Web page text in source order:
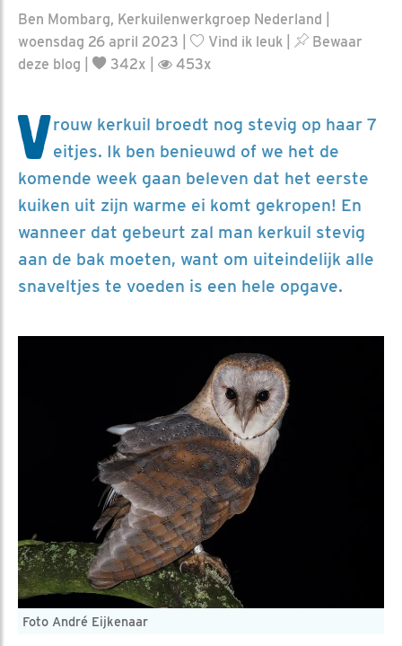
Ben Mombarg, Kerkuilenwerkgroep Nederland |
woensdag 26 april 2023 |
Vind ik leuk
Bewaar
deze blog
342x | 453x
Vrouw kerkuil broedt nog stevig op haar 7
eitjes. Ik ben benieuwd of we het de
komende week gaan beleven dat het eerste
kuiken uit zijn warme ei komt gekropen! En
wanneer dat gebeurt zal man kerkuil stevig
aan de bak moeten, want om uiteindelijk alle
snaveltjes te voeden is een hele opgave.
Foto André Eijkenaar